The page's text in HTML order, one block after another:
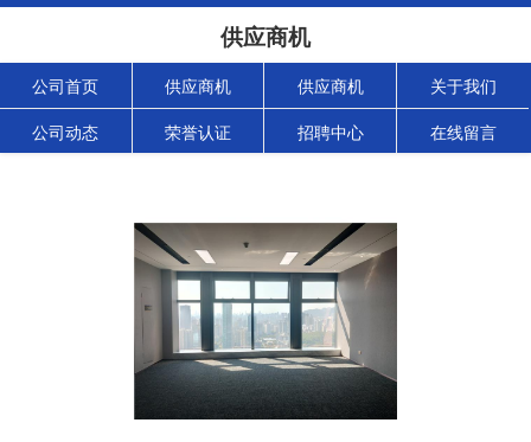
供应商机
公司首页 供应商机 供应商机 关于我们
公司动态 荣誉认证 招聘中心 在线留言